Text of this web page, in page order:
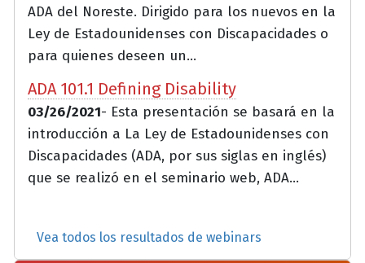
ADA del Noreste. Dirigido para los nuevos en la
Ley de Estadounidenses con Discapacidades o
para quienes deseen un...
ADA 101.1 Defining Disability
03/26/2021- Esta presentación se basará en la
introducción a La Ley de Estadounidenses con
Discapacidades (ADA, por sus siglas en inglés)
que se realizó en el seminario web, ADA...
Vea todos los resultados de webinars